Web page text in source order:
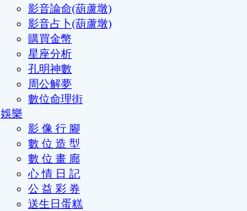
影音論命(葫蘆墩)
影音占卜(葫蘆墩)
購買金幣
星座分析
孔明神數
周公解夢
數位命理街
娛樂
影 像 行 腳
數 位 造 型
數 位 畫 廊
心 情 日 記
公 益 彩 券
送生日蛋糕